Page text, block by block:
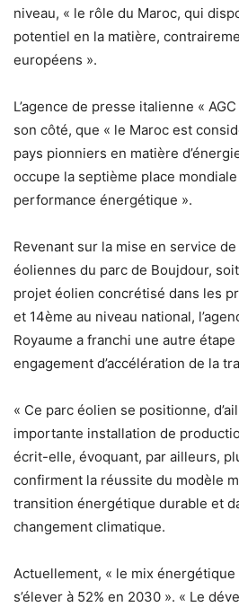
niveau, « le rôle du Maroc, qui
potentiel en la matière,
européens ».
L’agence de presse italienne «
son côté, que « le Maroc est
pays pionniers en matière
occupe la septième place
performance énergétique ».
Revenant sur la mise en service
éoliennes du parc de Boujdour,
projet éolien concrétisé dans les
et 14ème au niveau national,
Royaume a franchi une autre
engagement d’accélération de la
« Ce parc éolien se positionne,
importante installation de
écrit-elle, évoquant, par ailleurs,
confirment la réussite du modèle
transition énergétique durable et
changement climatique.
Actuellement, « le mix
s’élever à 52% en 2030 ». « Le